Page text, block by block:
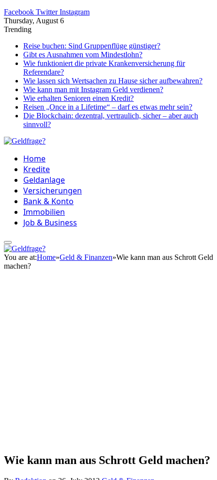
Facebook Twitter Instagram
Thursday, August 6
Trending
Reise buchen: Sind Gruppenflüge günstiger?
Gibt es Ausnahmen vom Mindestlohn?
Wie funktioniert die private Krankenversicherung für
Referendare?
Wie lassen sich Wertsachen zu Hause sicher aufbewahren?
Wie kann man mit Instagram Geld verdienen?
Wie erhalten Senioren einen Kredit?
Reisen „Once in a Lifetime“ – darf es etwas mehr sein?
Die Blockchain: dezentral, vertraulich, sicher – aber auch
sinnvoll?
Home
Kredite
Geldanlage
Versicherungen
Bank & Konto
Immobilien
Job & Business
You are at:Home»Geld & Finanzen»Wie kann man aus Schrott Geld
machen?
Wie kann man aus Schrott Geld machen?